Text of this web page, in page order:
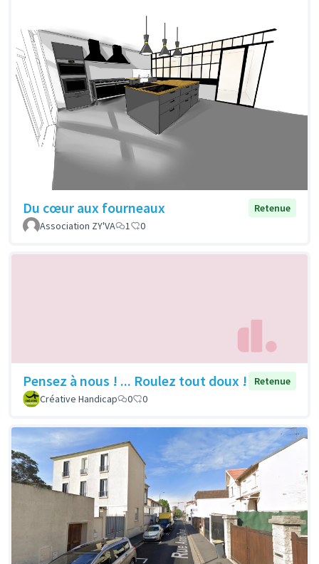
Du cœur aux fourneaux
Retenue
Association ZY'VA
1 0
Pensez à nous ! ... Roulez tout doux !
Retenue
Créative Handicap
0 0